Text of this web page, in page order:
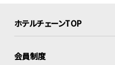
ホテルチェーンTOP
会員制度